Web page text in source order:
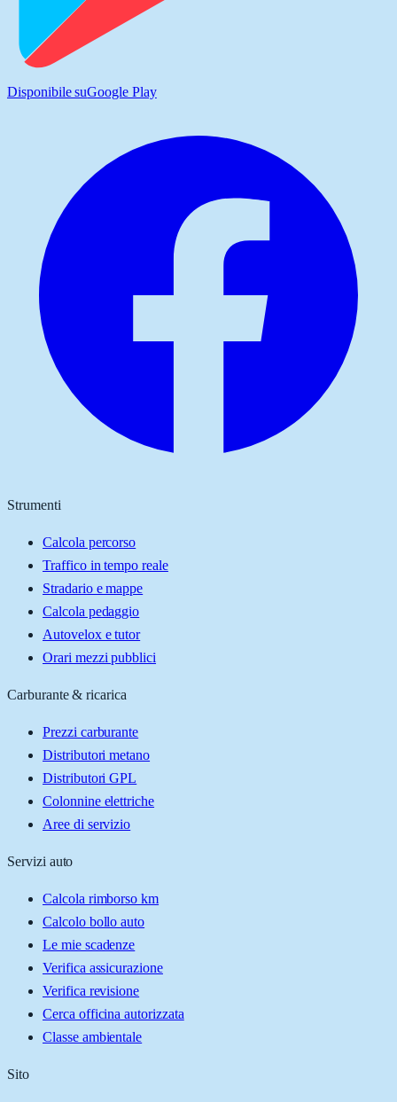
Disponibile suGoogle Play
Strumenti
Calcola percorso
Traffico in tempo reale
Stradario e mappe
Calcola pedaggio
Autovelox e tutor
Orari mezzi pubblici
Carburante & ricarica
Prezzi carburante
Distributori metano
Distributori GPL
Colonnine elettriche
Aree di servizio
Servizi auto
Calcola rimborso km
Calcolo bollo auto
Le mie scadenze
Verifica assicurazione
Verifica revisione
Cerca officina autorizzata
Classe ambientale
Sito